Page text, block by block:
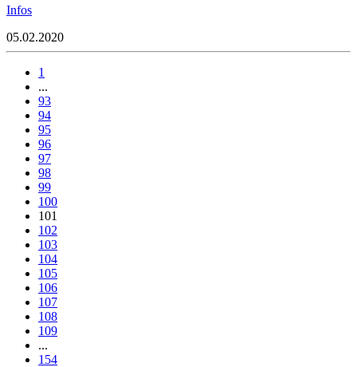
Infos
05.02.2020
1
...
93
94
95
96
97
98
99
100
101
102
103
104
105
106
107
108
109
...
154